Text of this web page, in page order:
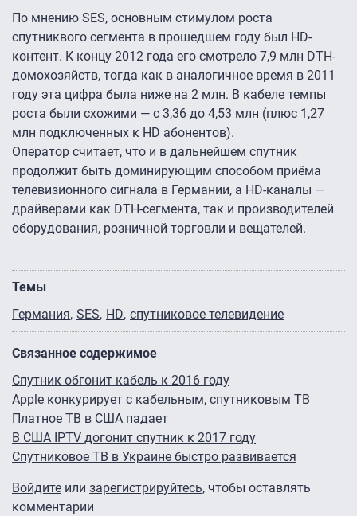
По мнению SES, основным стимулом роста
спутниквого сегмента в прошедшем году был HD-
контент. К концу 2012 года его смотрело 7,9 млн DTH-
домохозяйств, тогда как в аналогичное время в 2011
году эта цифра была ниже на 2 млн. В кабеле темпы
роста были схожими — с 3,36 до 4,53 млн (плюс 1,27
млн подключенных к HD абонентов).
Оператор считает, что и в дальнейшем спутник
продолжит быть доминирующим способом приёма
телевизионного сигнала в Германии, а HD-каналы —
драйверами как DTH-сегмента, так и производителей
оборудования, розничной торговли и вещателей.
Темы
Германия SES HD спутниковое телевидение
Связанное содержимое
Спутник обгонит кабель к 2016 году
Apple конкурирует с кабельным, спутниковым ТВ
Платное ТВ в США падает
В США IPTV догонит спутник к 2017 году
Спутниковое ТВ в Украине быстро развивается
Войдите или зарегистрируйтесь, чтобы оставлять
комментарии